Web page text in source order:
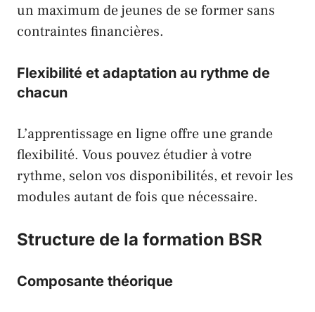
un maximum de jeunes de se former sans
contraintes financières.
Flexibilité et adaptation au rythme de
chacun
L’apprentissage en ligne offre une grande
flexibilité. Vous pouvez étudier à votre
rythme, selon vos disponibilités, et revoir les
modules autant de fois que nécessaire.
Structure de la formation BSR
Composante théorique